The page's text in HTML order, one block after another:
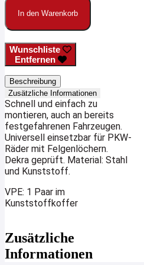
Menge
In den Warenkorb
Wunschliste
Entfernen
Beschreibung
Zusätzliche Informationen
Schnell und einfach zu
montieren, auch an bereits
festgefahrenen Fahrzeugen.
Universell einsetzbar für PKW-
Räder mit Felgenlöchern.
Dekra geprüft. Material: Stahl
und Kunststoff.
VPE: 1 Paar im
Kunststoffkoffer
Zusätzliche
Informationen